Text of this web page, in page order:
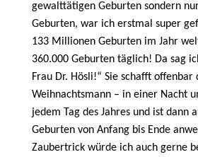
gewalttätigen Geburten sondern
Geburten, war ich erstmal super
133 Millionen Geburten im Jahr
360.000 Geburten täglich! Da sag
Frau Dr. Hösli!“ Sie schafft offenbar
Weihnachtsmann – in einer Nacht
jedem Tag des Jahres und ist dann
Geburten von Anfang bis Ende
Zaubertrick würde ich auch gerne